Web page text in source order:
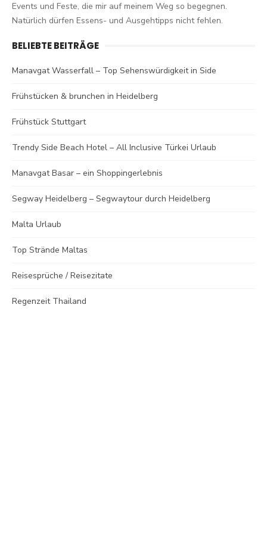
Events und Feste, die mir auf meinem Weg so begegnen.
Natürlich dürfen Essens- und Ausgehtipps nicht fehlen.
BELIEBTE BEITRÄGE
Manavgat Wasserfall – Top Sehenswürdigkeit in Side
Frühstücken & brunchen in Heidelberg
Frühstück Stuttgart
Trendy Side Beach Hotel – All Inclusive Türkei Urlaub
Manavgat Basar – ein Shoppingerlebnis
Segway Heidelberg – Segwaytour durch Heidelberg
Malta Urlaub
Top Strände Maltas
Reisesprüche / Reisezitate
Regenzeit Thailand